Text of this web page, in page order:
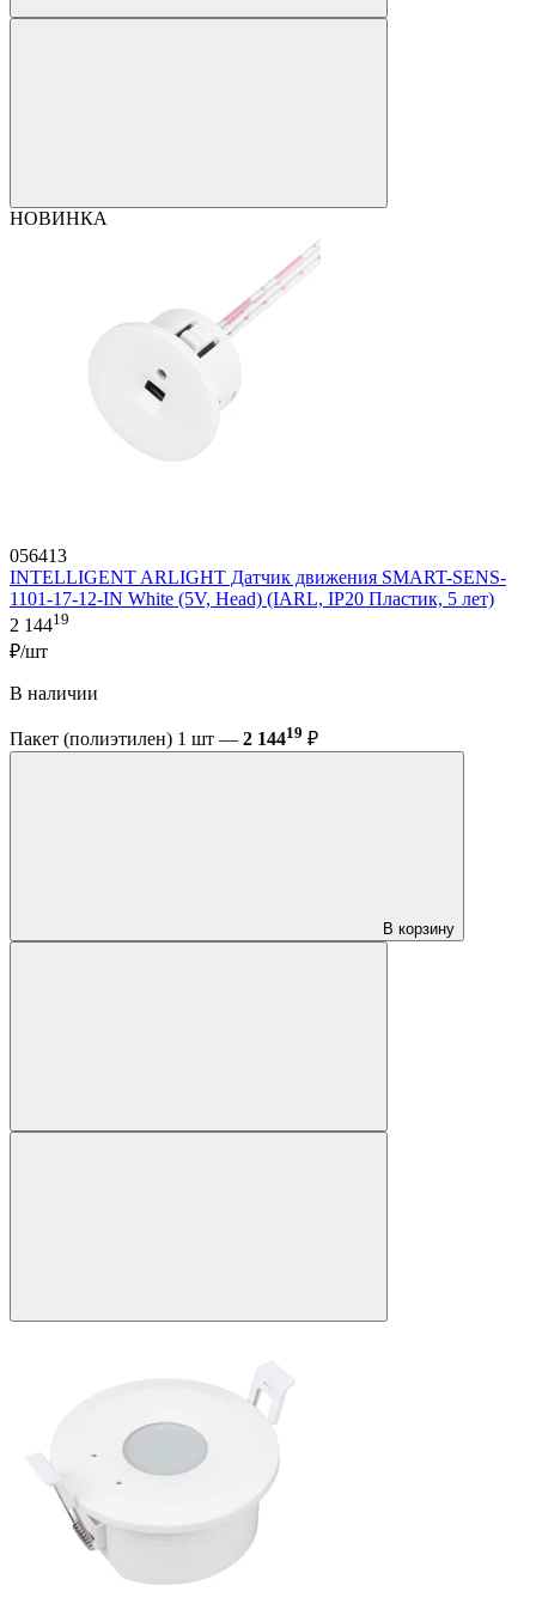
НОВИНКА
056413
INTELLIGENT ARLIGHT Датчик движения SMART-SENS-
1101-17-12-IN White (5V, Head) (IARL, IP20 Пластик, 5 лет)
2 14419
₽/шт
В наличии
Пакет (полиэтилен) 1 шт — 2 14419 ₽
В корзину